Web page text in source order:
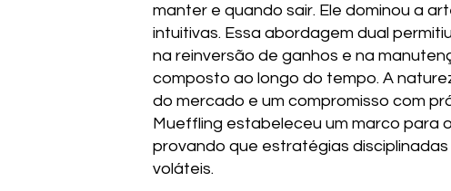
manter e quando sair. Ele dominou a
intuitivas. Essa abordagem dual
na reinversão de ganhos e na
composto ao longo do tempo. A
do mercado e um compromisso com
Mueffling estabeleceu um marco para
provando que estratégias
voláteis.